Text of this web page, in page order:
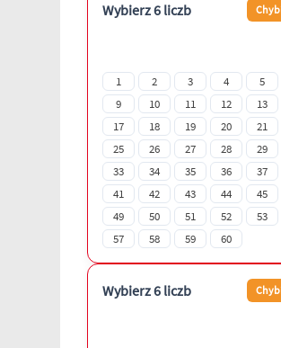
Wybierz 6 liczb
1 2 3 4 5
9
10 11 12 13
17
18 19 20 21
25
26 27 28 29
33
34 35 36 37
41
42 43 44 45
49
50 51 52 53
57
58 59 60
Wybierz 6 liczb